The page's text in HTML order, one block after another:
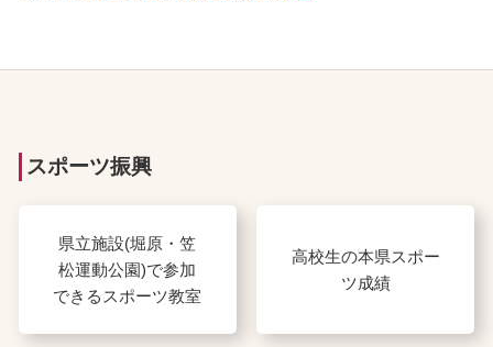
スポーツ振興
県立施設(堀原・笠
松運動公園)で参加
できるスポーツ教室
高校生の本県スポー
ツ成績